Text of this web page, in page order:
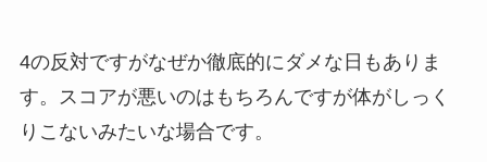
4の反対ですがなぜか徹底的にダメな日もありま
す。スコアが悪いのはもちろんですが体がしっく
りこないみたいな場合です。